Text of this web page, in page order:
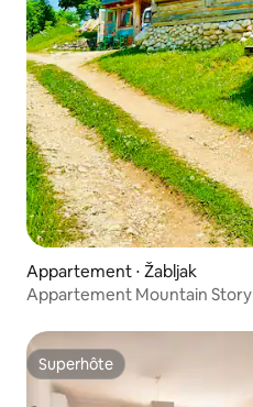
Appartement ⋅ Žabljak
Appartement Mountain Story
Superhôte
Superhôte